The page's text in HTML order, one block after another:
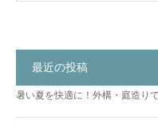
最近の投稿
暑い夏を快適に！外構・庭造り